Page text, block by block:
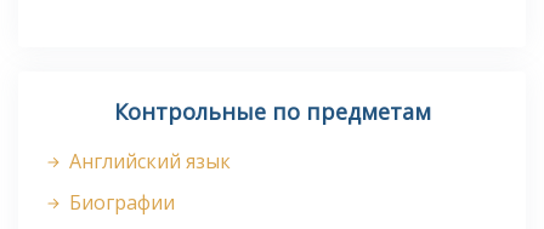
Контрольные по предметам
Английский язык
Биографии